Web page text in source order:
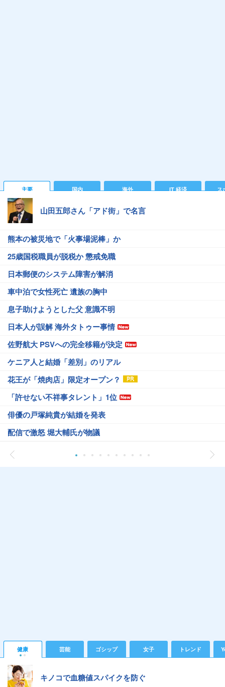
主要 国内 海外 IT 経済 ス
山田五郎さん「アド街」で名言
熊本の被災地で「火事場泥棒」か
25歳国税職員が脱税か 懲戒免職
日本郵便のシステム障害が解消
車中泊で女性死亡 遺族の胸中
息子助けようとした父 意識不明
日本人が誤解 海外タトゥー事情
佐野航大 PSVへの完全移籍が決定
ケニア人と結婚「差別」のリアル
花王が「焼肉店」限定オープン？
「許せない不祥事タレント」1位
俳優の戸塚純貴が結婚を発表
配信で激怒 堀大輔氏が物議
健康 芸能 ゴシップ 女子 トレンド
キノコで血糖値スパイクを防ぐ